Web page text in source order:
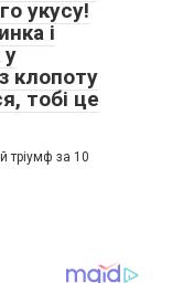
укусу!
і
у
клопоту
тобі це
тріумф за 10